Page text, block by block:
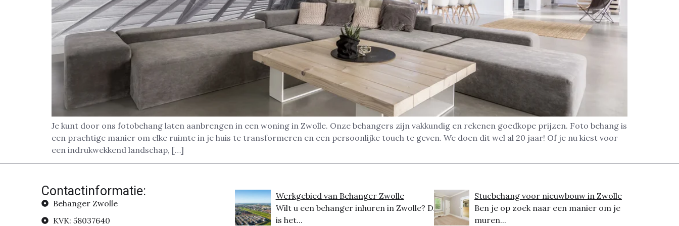
Je kunt door ons fotobehang laten aanbrengen in een woning in Zwolle. Onze behangers zijn vakkundig en rekenen goedkope prijzen. Foto behang is
een prachtige manier om elke ruimte in je huis te transformeren en een persoonlijke touch te geven. We doen dit wel al 20 jaar! Of je nu kiest voor
een indrukwekkend landschap, […]
Contactinformatie:
Behanger Zwolle
KVK: 58037640
Werkgebied van Behanger Zwolle
Wilt u een behanger inhuren in Zwolle? Dit
is het...
Stucbehang voor nieuwbouw in Zwolle
Ben je op zoek naar een manier om je
muren...